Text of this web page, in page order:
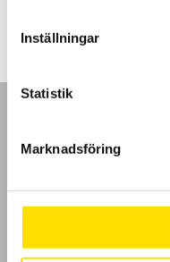
Inställningar
Statistik
Marknadsföring